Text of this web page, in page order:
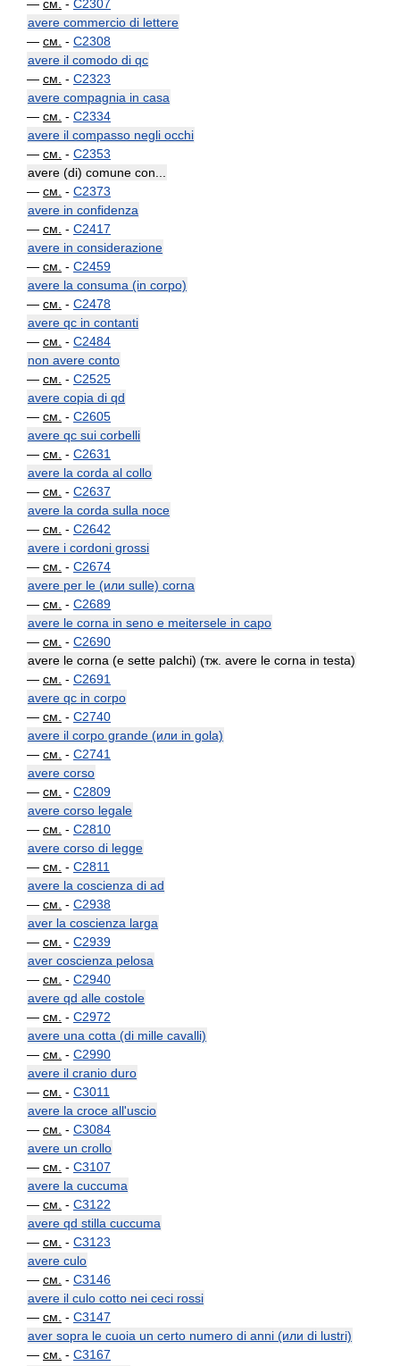
— см. - C2307
avere commercio di lettere
— см. - C2308
avere il comodo di qc
— см. - C2323
avere compagnia in casa
— см. - C2334
avere il compasso negli occhi
— см. - C2353
avere (di) comune con...
— см. - C2373
avere in confidenza
— см. - C2417
avere in considerazione
— см. - C2459
avere la consuma (in corpo)
— см. - C2478
avere qc in contanti
— см. - C2484
non avere conto
— см. - C2525
avere copia di qd
— см. - C2605
avere qc sui corbelli
— см. - C2631
avere la corda al collo
— см. - C2637
avere la corda sulla noce
— см. - C2642
avere i cordoni grossi
— см. - C2674
avere per le (или sulle) corna
— см. - C2689
avere le corna in seno e meitersele in capo
— см. - C2690
avere le corna (e sette palchi) (тж. avere le corna in testa)
— см. - C2691
avere qc in corpo
— см. - C2740
avere il corpo grande (или in gola)
— см. - C2741
avere corso
— см. - C2809
avere corso legale
— см. - C2810
avere corso di legge
— см. - C2811
avere la coscienza di ad
— см. - C2938
aver la coscienza larga
— см. - C2939
aver coscienza pelosa
— см. - C2940
avere qd alle costole
— см. - C2972
avere una cotta (di mille cavalli)
— см. - C2990
avere il cranio duro
— см. - C3011
avere la croce all'uscio
— см. - C3084
avere un crollo
— см. - C3107
avere la cuccuma
— см. - C3122
avere qd stilla cuccuma
— см. - C3123
avere culo
— см. - C3146
avere il culo cotto nei ceci rossi
— см. - C3147
aver sopra le cuoia un certo numero di anni (или di lustri)
— см. - C3167